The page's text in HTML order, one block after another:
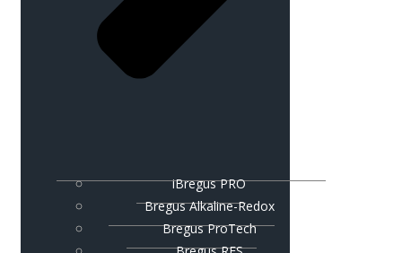
iBregus PRO
Bregus Alkaline-Redox
Bregus ProTech